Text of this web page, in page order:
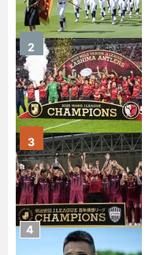
2
3
4